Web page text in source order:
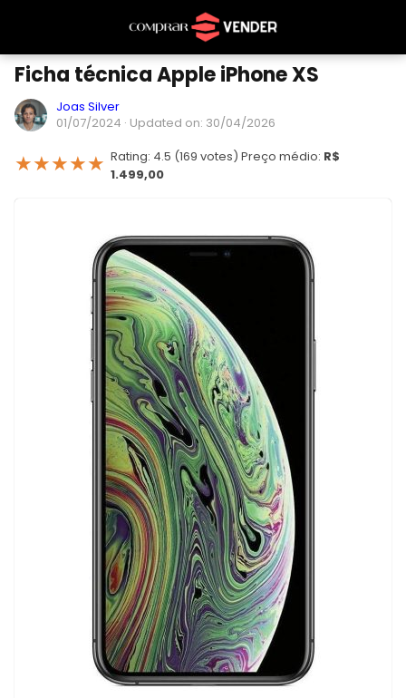
Ficha técnica Apple iPhone XS
Joas Silver
01/07/2024 · Updated on: 30/04/2026
★★★★★ Rating: 4.5 (169 votes) Preço médio: R$
1.499,00